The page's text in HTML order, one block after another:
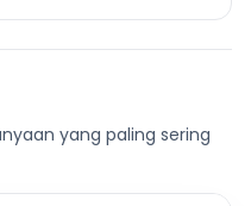
yang paling sering